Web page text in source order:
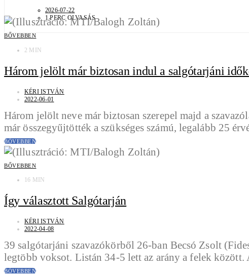
2026-07-22
1 PERC OLVASÁS
BŐVEBBEN
2 MIN
Három jelölt már biztosan indul a salgótarjáni
KÉRI ISTVÁN
2022-06-01
Három jelölt neve már biztosan szerepel majd a
már összegyűjtötték a szükséges számú, legalább 25
BŐVEBBEN
BŐVEBBEN
16 MIN
Így választott Salgótarján
KÉRI ISTVÁN
2022-04-08
39 salgótarjáni szavazókörből 26-ban Becsó Zsolt
legtöbb voksot. Listán 34-5 lett az arány a felek
BŐVEBBEN